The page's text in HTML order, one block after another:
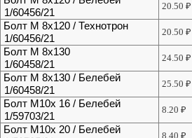
1/60456/21
20.50₽
Болт М 8х120 / Технотрон
1/60456/21
20.50₽
Болт М 8х130
1/60458/21
24.50₽
Болт М 8х130 / Белебей
1/60458/21
25.50₽
Болт М10х 16 / Белебей
1/59703/21
8.20₽
Болт М10х 20 / Белебей
8.40₽